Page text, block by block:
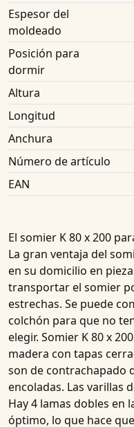
Espesor del
moldeado
Posición para
dormir
Altura
Longitud
Anchura
Número de artículo
EAN
El somier K 80 x200
La gran ventaja del
en su domicilio en
transportar el somier
estrechas. Se puede
colchón para que no
elegir. Somier K80 x
madera con tapas
son de contrachapado
encoladas. Las varillas
Hay4 lamas dobles en
óptimo, lo que hace que